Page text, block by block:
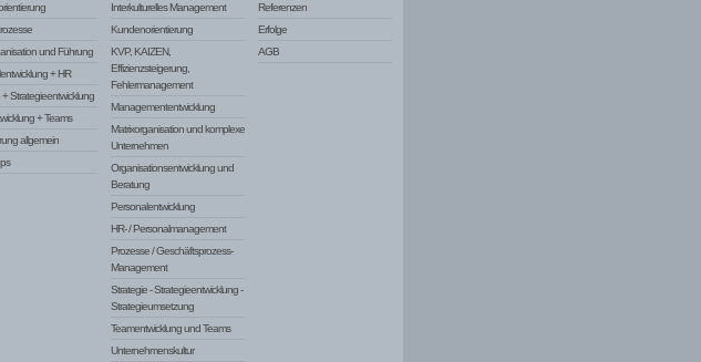
und Führung
+ HR
Strategieentwicklung
+ Teams
allgemein
Interkulturelles Management
Kundenorientierung
KVP, KAIZEN,
Effizienzsteigerung,
Fehlermanagement
Managemententwicklung
Matrixorganisation und komplexe
Unternehmen
Organisationsentwicklung und
Beratung
Personalentwicklung
HR- / Personalmanagement
Prozesse / Geschäftsprozess-
Management
Strategie - Strategieentwicklung -
Strategieumsetzung
Teamentwicklung und Teams
Unternehmenskultur
Referenzen
Erfolge
AGB